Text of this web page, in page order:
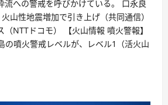
流への警戒を呼びかけている。 口永良
山性地震増加で引き上げ（共同通信）
（NTTドコモ） 【火山情報 噴火警報】
の噴火警戒レベルが、レベル1（活火山